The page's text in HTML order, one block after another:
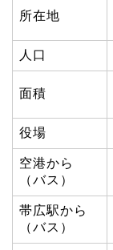
所在地
人口
面積
役場
空港から
（バス）
帯広駅から
（バス）